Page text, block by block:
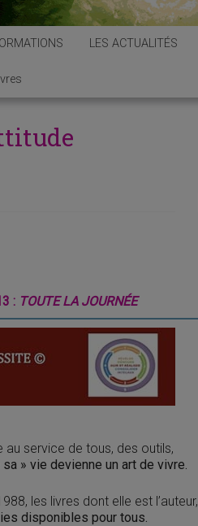
LES ACTUALITÉS
: TOUTE LA JOURNÉE
service de tous, des outils,
» vie devienne un art de vivre.
les livres dont elle est l’auteur,
disponibles pour tous.